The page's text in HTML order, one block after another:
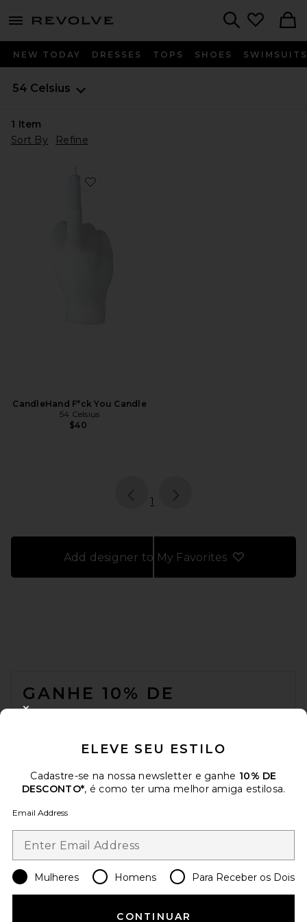
menu - shows more content
NEW TODAY DRESSES TOPS SHOES SWIMSUITS
54 Celsius
1 Item
Sort By
Refine
Favorite CandleHand F*ck You Candle
CandleHand F*ck You Candle
54 Celsius
$40
page
1
Add designer to My Favorites
GANHE 10% DE
DESCONTO
Opte por sair a qualquer momento.
Política de Privacidade
Email Address
Sign Up
Change Country Regions
USD
ELEVE SEU ESTILO
Cadastre-se na nossa newsletter e ganhe 10% DE
DESCONTO*, é como ter uma melhor amiga estilosa.
Email Address
Mulheres Homens Para Receber os Dois
CONTINUAR